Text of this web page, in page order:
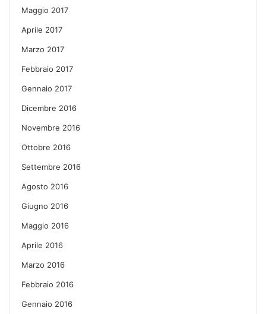
Maggio 2017
Aprile 2017
Marzo 2017
Febbraio 2017
Gennaio 2017
Dicembre 2016
Novembre 2016
Ottobre 2016
Settembre 2016
Agosto 2016
Giugno 2016
Maggio 2016
Aprile 2016
Marzo 2016
Febbraio 2016
Gennaio 2016